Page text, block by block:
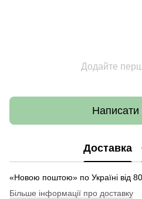
Додайте
Написати
Доставка
«Новою поштою» по Україні від
Більше інформації про доставку